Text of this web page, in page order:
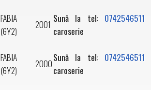
FABIA
(6Y2)
2001 Sună la tel: 0742546511
caroserie
FABIA
(6Y2)
2000Sună la tel: 0742546511
caroserie